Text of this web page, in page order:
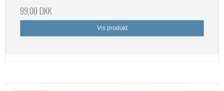
99,00 DKK
Vis produkt